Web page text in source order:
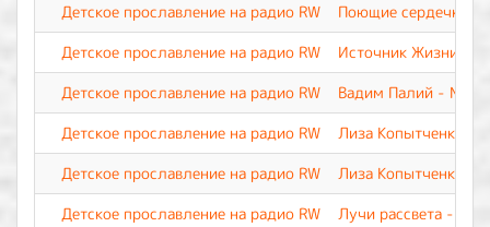
Детское прославление на радио RW
Поющие сердечки -
Детское прославление на радио RW
Источник Жизни - Я
Детское прославление на радио RW
Вадим Палий - Мой
Детское прославление на радио RW
Лиза Копытченко -
Детское прославление на радио RW
Лиза Копытченко -
Детское прославление на радио RW
Лучи рассвета -